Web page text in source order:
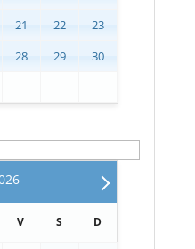
21 22
23
28 29
30
V S D